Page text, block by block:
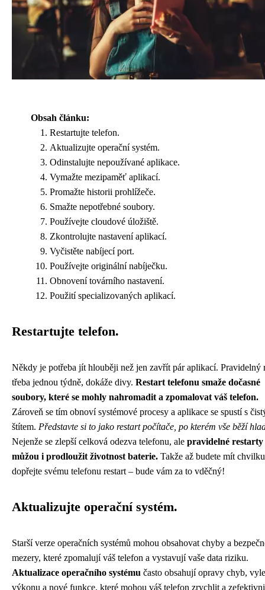
Obsah článku:
Restartujte telefon.
Aktualizujte operační systém.
Odinstalujte nepoužívané aplikace.
Vymažte mezipaměť aplikací.
Promažte historii prohlížeče.
Smažte nepotřebné soubory.
Používejte cloudové úložiště.
Zkontrolujte nastavení aplikací.
Vyčistěte nabíjecí port.
Používejte originální nabíječku.
Obnovení továrního nastavení.
Použití specializovaných aplikací.
Restartujte telefon.
Někdy je potřeba jít hlouběji než jen zavřít pár aplikací. Pravidelný
třeba jednou týdně, dokáže divy. Restart telefonu smaže dočasné
soubory, které se mohly nahromadit a zpomalovat váš telefon.
Zároveň se tím obnoví systémové procesy a aplikace se spustí s
štítem. Představte si to jako restart počítače, po kterém vše běží
Nejenže se zlepší celková odezva telefonu, ale pravidelné restarty
můžou i prodloužit životnost baterie. Takže až budete mít
dopřejte svému telefonu restart – bude vám za to vděčný!
Aktualizujte operační systém.
Starší verze operačních systémů mohou obsahovat chyby a
mezery, které zpomalují váš telefon a vystavují vaše data riziku.
Aktualizace operačního systému často obsahují opravy chyb,
výkonu a nové funkce, které mohou váš telefon zrychlit a